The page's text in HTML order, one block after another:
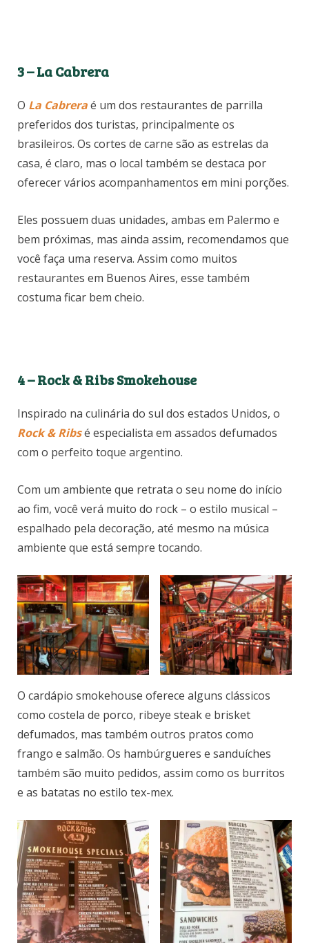
3 – La Cabrera
O La Cabreraé um dos restaurantes de parrilla
preferidos dos turistas, principalmente os
brasileiros. Os cortes de carne são as estrelas da
casa, é claro, mas o local também se destaca por
oferecer vários acompanhamentos em mini porções.
Eles possuem duas unidades, ambas em Palermo e
bem próximas, mas ainda assim, recomendamos que
você faça uma reserva. Assim como muitos
restaurantes em Buenos Aires, esse também
costuma ficar bem cheio.
4 – Rock & Ribs Smokehouse
Inspirado na culinária do sul dos estados Unidos, o
Rock & Ribsé especialista em assados defumados
com o perfeito toque argentino.
Com um ambiente que retrata o seu nome do início
ao fim, você verá muito do rock – o estilo musical –
espalhado pela decoração, até mesmo na música
ambiente que está sempre tocando.
O cardápio smokehouse oferece alguns clássicos
como costela de porco, ribeye steak e brisket
defumados, mas também outros pratos como
frango e salmão. Os hambúrgueres e sanduíches
também são muito pedidos, assim como os burritos
e as batatas no estilo tex-mex.